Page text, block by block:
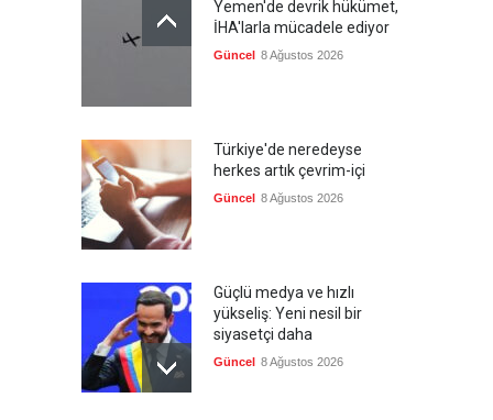
Yemen'de devrik hükümet,
İHA'larla mücadele ediyor
Güncel 8 Ağustos 2026
Türkiye'de neredeyse
herkes artık çevrim-içi
Güncel 8 Ağustos 2026
Güçlü medya ve hızlı
yükseliş: Yeni nesil bir
siyasetçi daha
Güncel 8 Ağustos 2026